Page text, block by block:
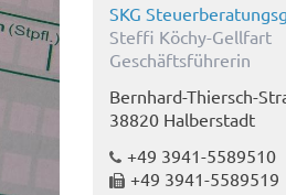
SKG
Steffi Köchy-Gellfart
Geschäftsführerin
Bernhard-Thiersch-
38820 Halberstadt
+49 3941-5589510
+49 3941-5589519